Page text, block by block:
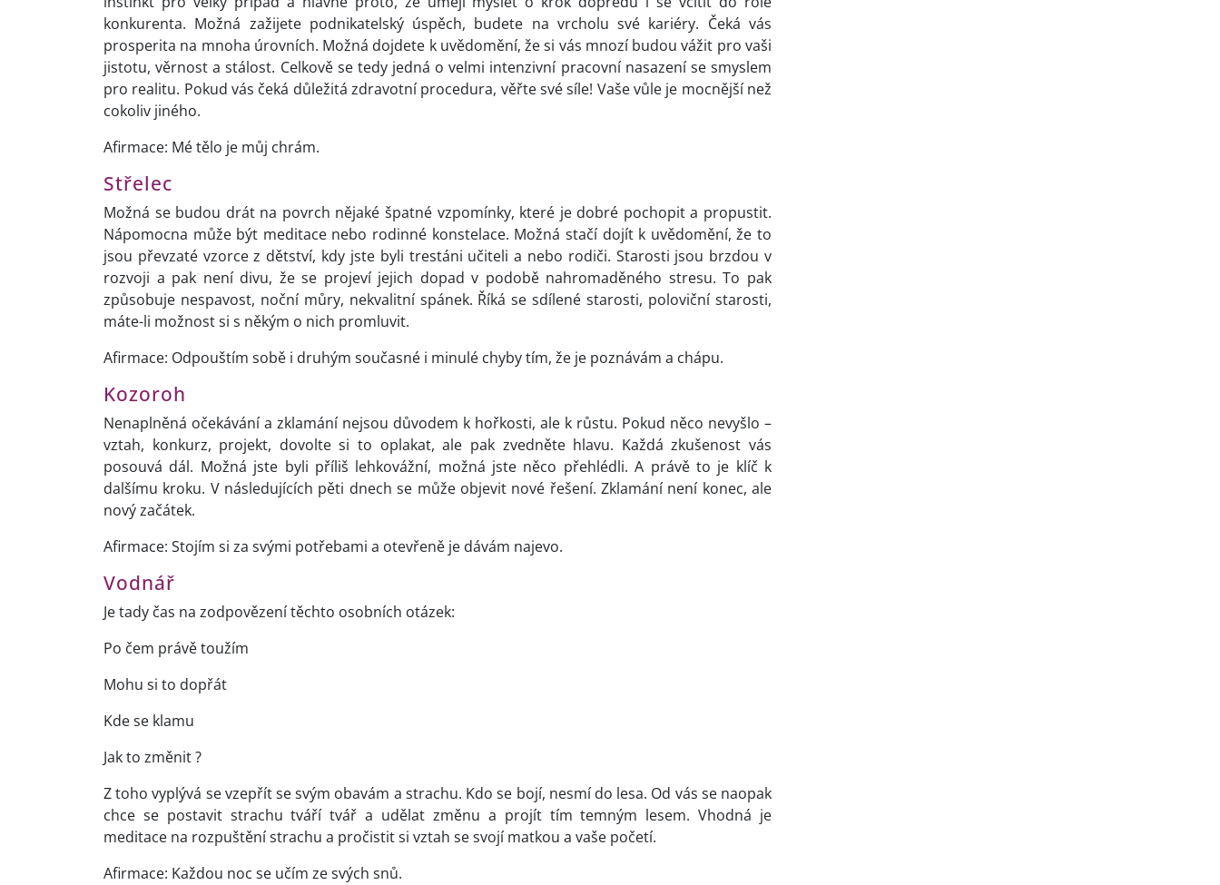
konkurenta. Možná zažijete podnikatelský úspěch, budete na vrcholu své kariéry. Čeká vás
prosperita na mnoha úrovních. Možná dojdete k uvědomění, že si vás mnozí budou vážit pro vaši
jistotu, věrnost a stálost. Celkově se tedy jedná o velmi intenzivní pracovní nasazení se smyslem
pro realitu. Pokud vás čeká důležitá zdravotní procedura, věřte své síle! Vaše vůle je mocnější než
cokoliv jiného.
Afirmace: Mé tělo je můj chrám.
Střelec
Možná se budou drát na povrch nějaké špatné vzpomínky, které je dobré pochopit a propustit.
Nápomocna může být meditace nebo rodinné konstelace. Možná stačí dojít k uvědomění, že to
jsou převzaté vzorce z dětství, kdy jste byli trestáni učiteli a nebo rodiči. Starosti jsou brzdou v
rozvoji a pak není divu, že se projeví jejich dopad v podobě nahromaděného stresu. To pak
způsobuje nespavost, noční můry, nekvalitní spánek. Říká se sdílené starosti, poloviční starosti,
máte-li možnost si s někým o nich promluvit.
Afirmace: Odpouštím sobě i druhým současné i minulé chyby tím, že je poznávám a chápu.
Kozoroh
Nenaplněná očekávání a zklamání nejsou důvodem k hořkosti, ale k růstu. Pokud něco nevyšlo –
vztah, konkurz, projekt, dovolte si to oplakat, ale pak zvedněte hlavu. Každá zkušenost vás
posouvá dál. Možná jste byli příliš lehkovážní, možná jste něco přehlédli. A právě to je klíč k
dalšímu kroku. V následujících pěti dnech se může objevit nové řešení. Zklamání není konec, ale
nový začátek.
Afirmace: Stojím si za svými potřebami a otevřeně je dávám najevo.
Vodnář
Je tady čas na zodpovězení těchto osobních otázek:
Po čem právě toužím
Mohu si to dopřát
Kde se klamu
Jak to změnit ?
Z toho vyplývá se vzepřít se svým obavám a strachu. Kdo se bojí, nesmí do lesa. Od vás se naopak
chce se postavit strachu tváří tvář a udělat změnu a projít tím temným lesem. Vhodná je
meditace na rozpuštění strachu a pročistit si vztah se svojí matkou a vaše početí.
Afirmace: Každou noc se učím ze svých snů.